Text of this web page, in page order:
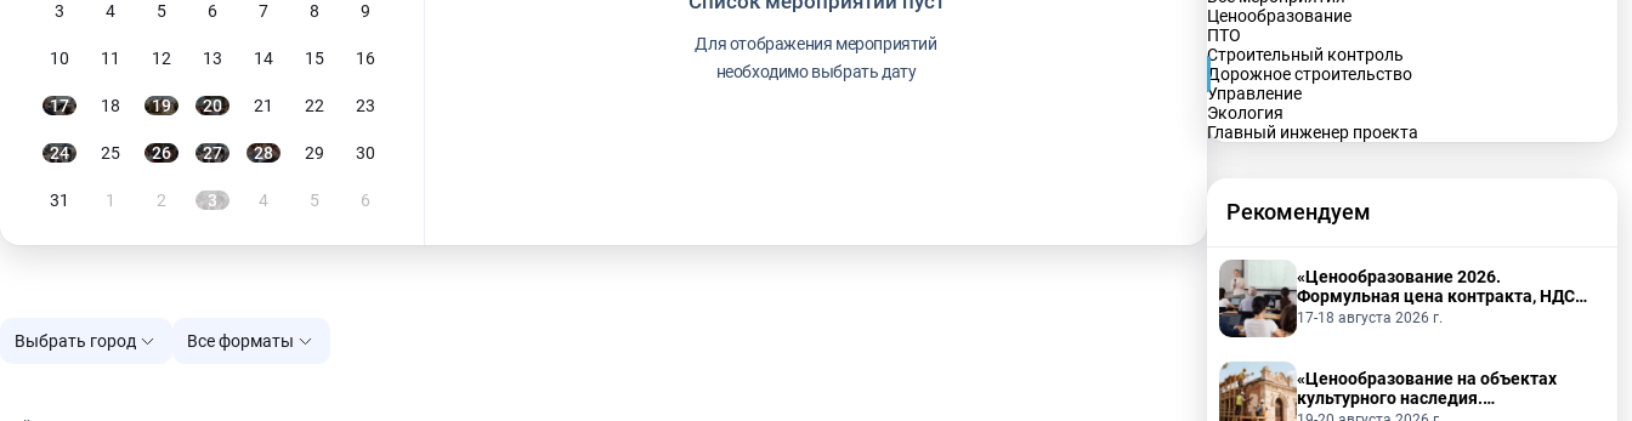
3 4 5 6 7 8 9
10 11 12 13 14 15 16
17 18 19 20 21 22 23
24 25 26 27 28 29 30
31 1 2 3 4 5 6
Для отображения мероприятий
необходимо выбрать дату
Выбрать город Все форматы
Ценообразование
ПТО
Строительный контроль
Дорожное строительство
Управление
Экология
Главный инженер проекта
Рекомендуем
«Ценообразование 2026.
Формульная цена контракта, НДС
2026, ПИР, ПНР.»
17-18 августа 2026 г.
«Ценообразование на объектах
культурного наследия.